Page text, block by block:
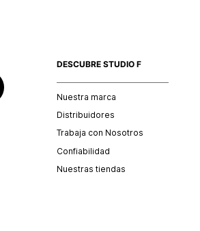
DESCUBRE STUDIO F
Nuestra marca
Distribuidores
Trabaja con Nosotros
Confiabilidad
Nuestras tiendas